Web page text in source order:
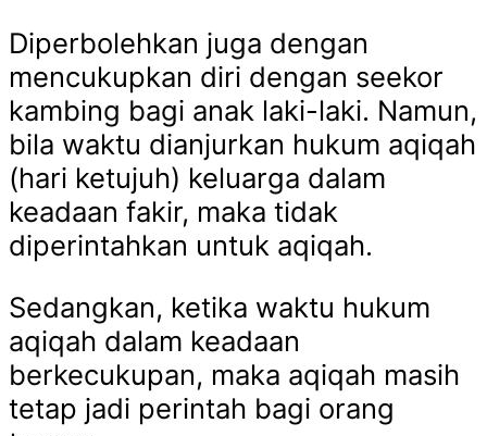
Diperbolehkan juga dengan
mencukupkan diri dengan seekor
kambing bagi anak laki-laki. Namun,
bila waktu dianjurkan hukum aqiqah
(hari ketujuh) keluarga dalam
keadaan fakir, maka tidak
diperintahkan untuk aqiqah.
Sedangkan, ketika waktu hukum
aqiqah dalam keadaan
berkecukupan, maka aqiqah masih
tetap jadi perintah bagi orang